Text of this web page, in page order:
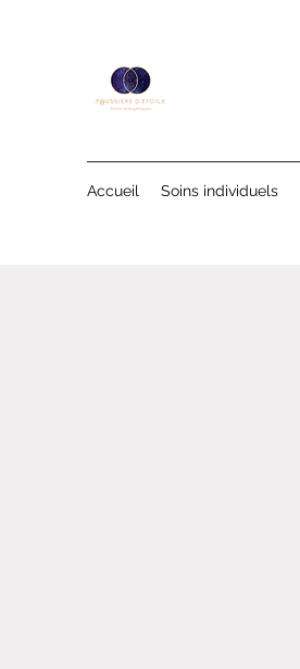
Accueil Soins individuels